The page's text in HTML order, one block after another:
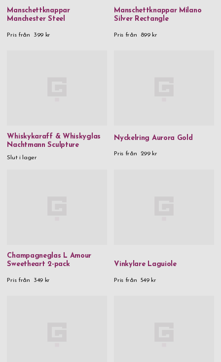
Manschettknappar
Manchester Steel
Pris från 399 kr
Manschettknappar Milano
Silver Rectangle
Pris från 899 kr
Whiskykaraff & Whiskyglas
Nachtmann Sculpture
Slut i lager
Nyckelring Aurora Gold
Pris från 299 kr
Champagneglas L Amour
Sweetheart 2-pack
Pris från 349 kr
Vinkylare Laguiole
Pris från 549 kr